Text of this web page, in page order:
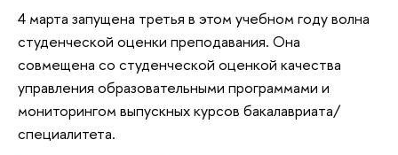
4 марта запущена третья в этом учебном году волна
студенческой оценки преподавания. Она
совмещена со студенческой оценкой качества
управления образовательными программами и
мониторингом выпускных курсов бакалавриата/
специалитета.